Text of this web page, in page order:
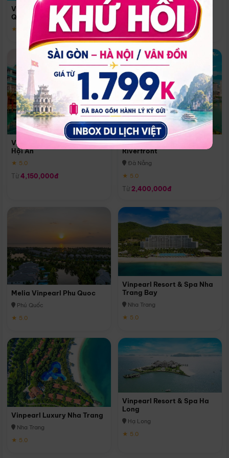
Vinpearl Resort & Spa Phu
Quoc
★ 5.0
Quoc
Phú Quốc
★ 5.0
Vinpearl Resort & Golf Nam
Hội An
★ 5.0
Từ 4,150,000đ
Melia Vinpearl Danang
Riverfront
Đà Nẵng
★ 5.0
Từ 2,400,000đ
Melia Vinpearl Phu Quoc
Phú Quốc
★ 5.0
Vinpearl Resort & Spa Nha
Trang Bay
Nha Trang
★ 5.0
Vinpearl Luxury Nha Trang
Nha Trang
★ 5.0
Vinpearl Resort & Spa Ha
Long
Hạ Long
★ 5.0